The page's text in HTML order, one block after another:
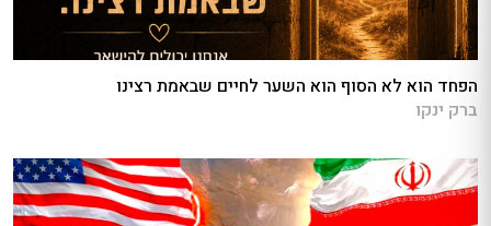
הפחד הוא לא הסוף הוא השער לחיים שבאמת רצינו
ברק ינקו